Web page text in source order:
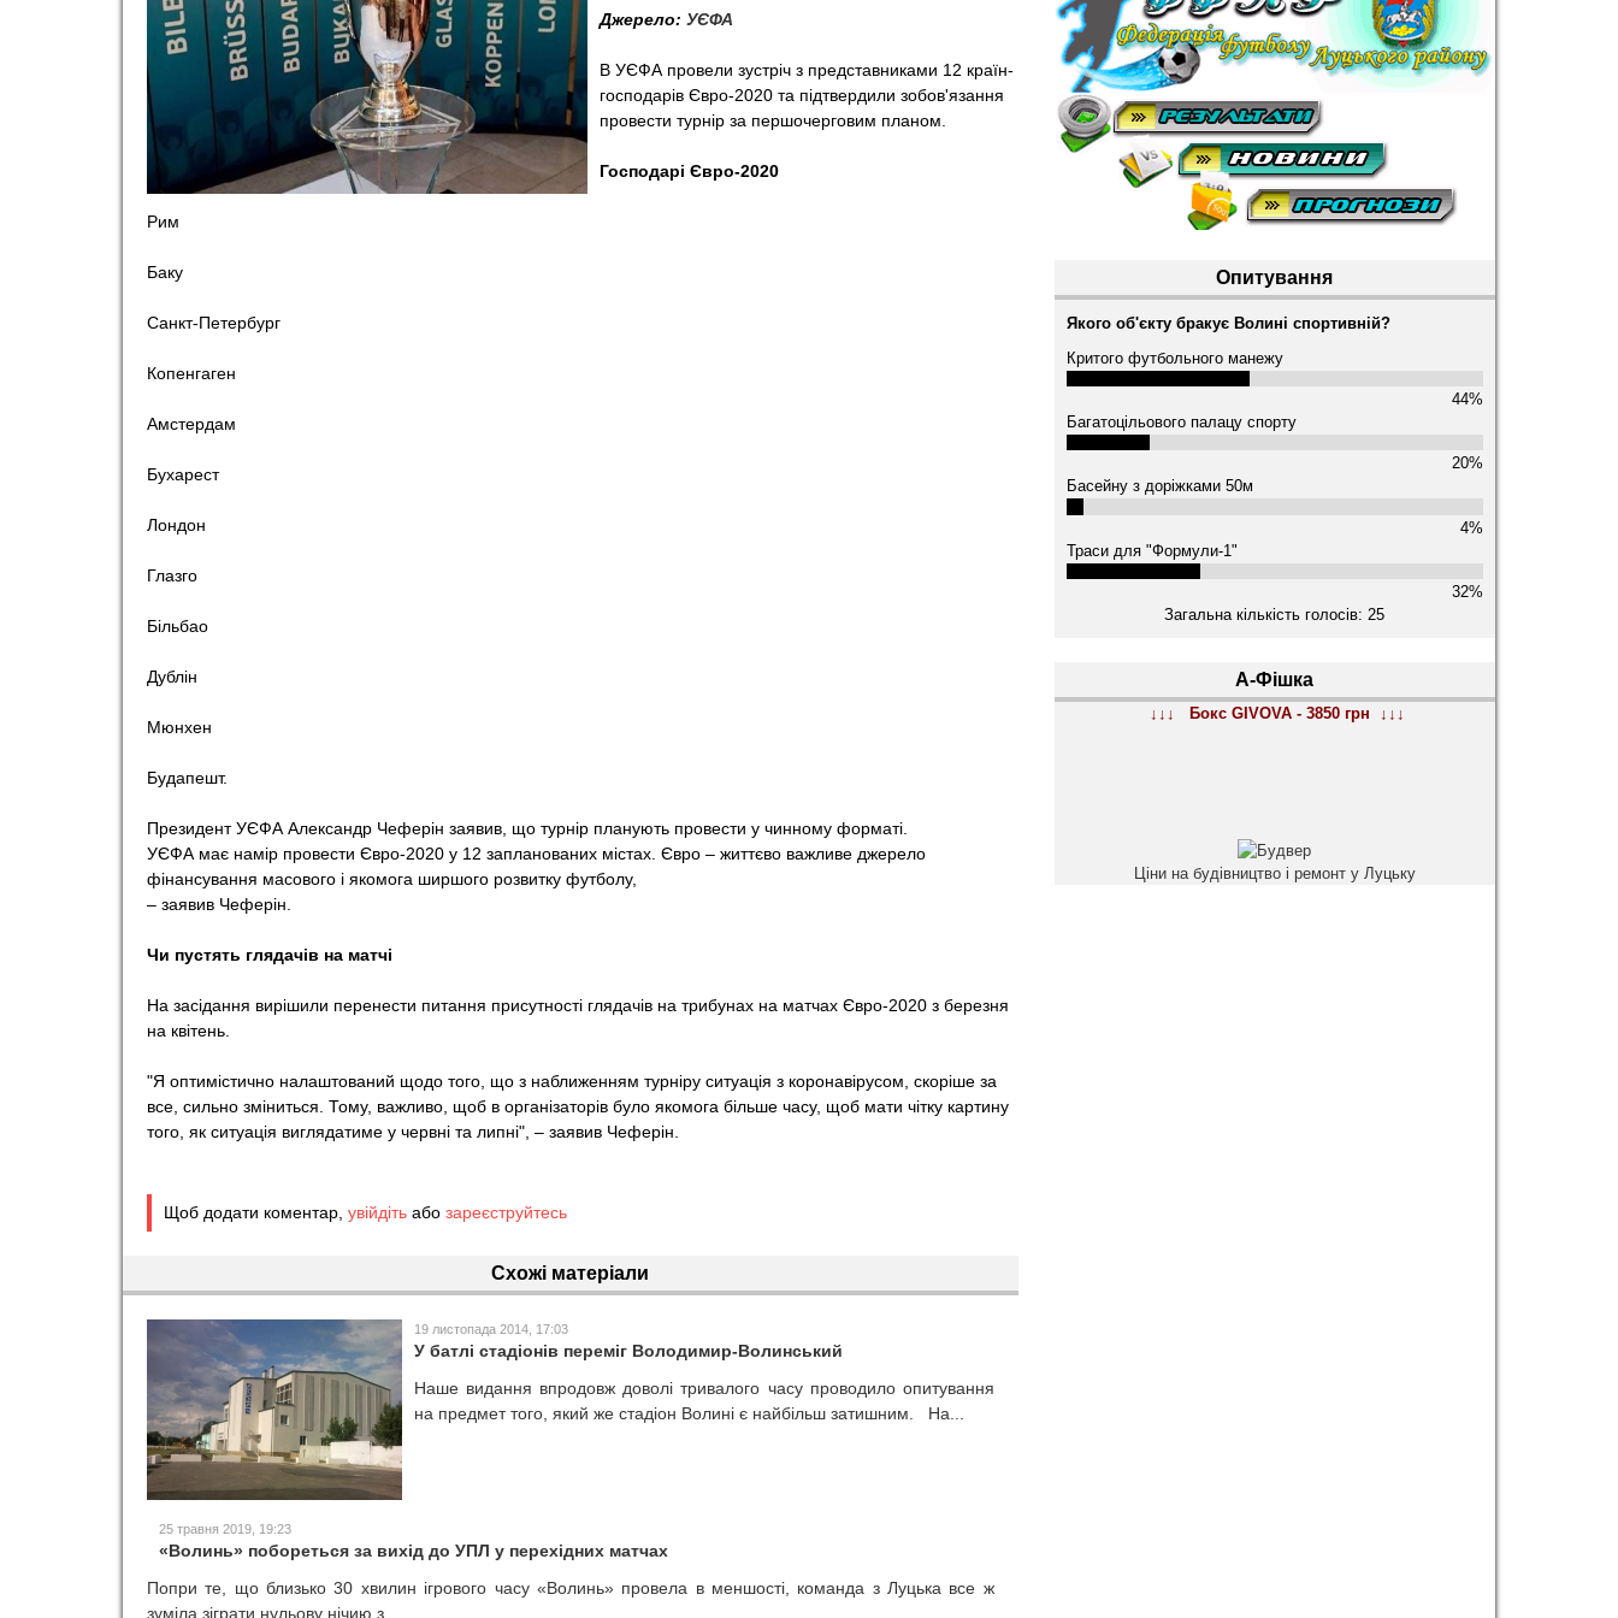
r
Джерело: УЄФА
В УЄФА провели зустріч з представниками 12 країн-
господарів Євро-2020 та підтвердили зобов'язання
провести турнір за першочерговим планом.
Господарі Євро-2020
Рим
Баку
Санкт-Петербург
Копенгаген
Амстердам
Бухарест
Лондон
Глазго
Більбао
Дублін
Мюнхен
Будапешт.
Президент УЄФА Александр Чеферін заявив, що турнір планують провести у чинному форматі.
УЄФА має намір провести Євро-2020 у 12 запланованих містах. Євро – життєво важливе джерело
фінансування масового і якомога ширшого розвитку футболу,
– заявив Чеферін.
Чи пустять глядачів на матчі
На засідання вирішили перенести питання присутності глядачів на трибунах на матчах Євро-2020 з березня
на квітень.
"Я оптимістично налаштований щодо того, що з наближенням турніру ситуація з коронавірусом, скоріше за
все, сильно зміниться. Тому, важливо, щоб в організаторів було якомога більше часу, щоб мати чітку картину
того, як ситуація виглядатиме у червні та липні", – заявив Чеферін.
Щоб додати коментар, увійдіть або зареєструйтесь
Схожі матеріали
19 листопада 2014, 17:03
У батлі стадіонів переміг Володимир-Волинський
Наше видання впродовж доволі тривалого часу проводило опитування
на предмет того, який же стадіон Волині є найбільш затишним. На...
25 травня 2019, 19:23
«Волинь» побореться за вихід до УПЛ у перехідних матчах
Попри те, що близько 30 хвилин ігрового часу «Волинь» провела в меншості, команда з Луцька все ж
зуміла зіграти нульову нічию з...
Опитування
Якого об'єкту бракує Волині спортивній?
Критого футбольного манежу
44%
Багатоцільового палацу спорту
20%
Басейну з доріжками 50м
4%
Траси для "Формули-1"
32%
Загальна кількість голосів: 25
А-Фішка
↓↓↓ Бокс GIVOVA - 3850 грн ↓↓↓
Ціни на будівництво і ремонт у Луцьку